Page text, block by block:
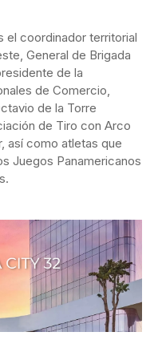
el coordinador territorial
General de Brigada
de la
de Comercio,
de la Torre
de Tiro con Arco
así como atletas que
Juegos Panamericanos